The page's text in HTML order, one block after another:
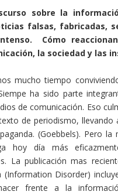
sobre la
falsas, fabricadas,
Cómo
la sociedad y las
mucho tiempo
ha sido parte
de comunicación. Eso
de periodismo, llevando
(Goebbels). Pero la
hoy día más
La publicación mas
(Information Disorder)
frente a la